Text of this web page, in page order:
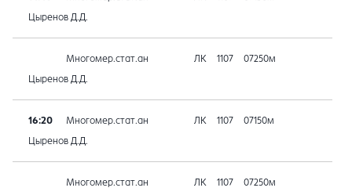
Цыренов Д.Д.
Многомер.стат.ан ЛК 1107 07250м
Цыренов Д.Д.
16:20 Многомер.стат.ан ЛК 1107 07150м
Цыренов Д.Д.
Многомер.стат.ан ЛК 1107 07250м